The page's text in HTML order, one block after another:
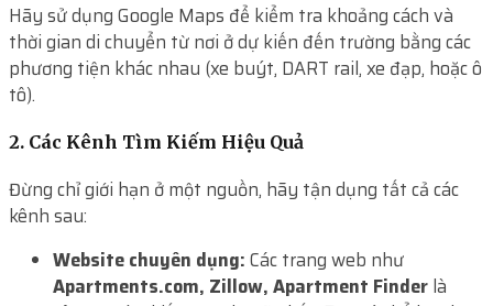
Hãy sử dụng Google Maps để kiểm tra khoảng cách và
thời gian di chuyển từ nơi ở dự kiến đến trường bằng các
phương tiện khác nhau (xe buýt, DART rail, xe đạp, hoặc ô
tô).
2. Các Kênh Tìm Kiếm Hiệu Quả
Đừng chỉ giới hạn ở một nguồn, hãy tận dụng tất cả các
kênh sau:
Website chuyên dụng: Các trang web như
Apartments.com, Zillow, Apartment Finder là